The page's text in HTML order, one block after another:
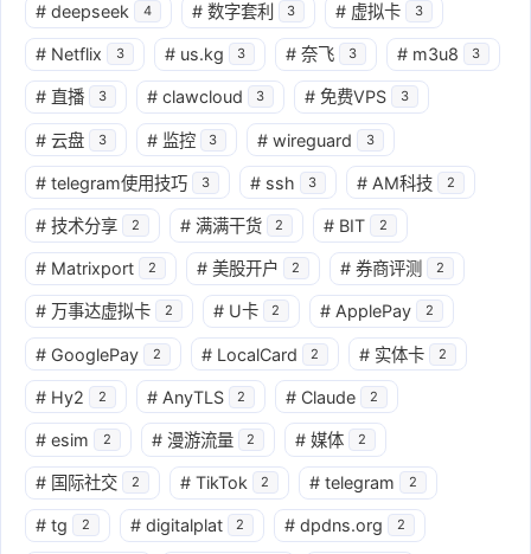
# deepseek 4 # 数字套利 3 # 虚拟卡 3
# Netflix 3 # us.kg 3 # 奈飞 3 # m3u8 3
# 直播 3 # clawcloud 3 # 免费VPS 3
# 云盘 3 # 监控 3 # wireguard 3
# telegram使用技巧 3 # ssh 3 # AM科技 2
# 技术分享 2 # 满满干货 2 # BIT 2
# Matrixport 2 # 美股开户 2 # 券商评测 2
# 万事达虚拟卡 2 # U卡 2 # ApplePay 2
# GooglePay 2 # LocalCard 2 # 实体卡 2
# Hy2 2 # AnyTLS 2 # Claude 2
# esim 2 # 漫游流量 2 # 媒体 2
# 国际社交 2 # TikTok 2 # telegram 2
# tg 2 # digitalplat 2 # dpdns.org 2